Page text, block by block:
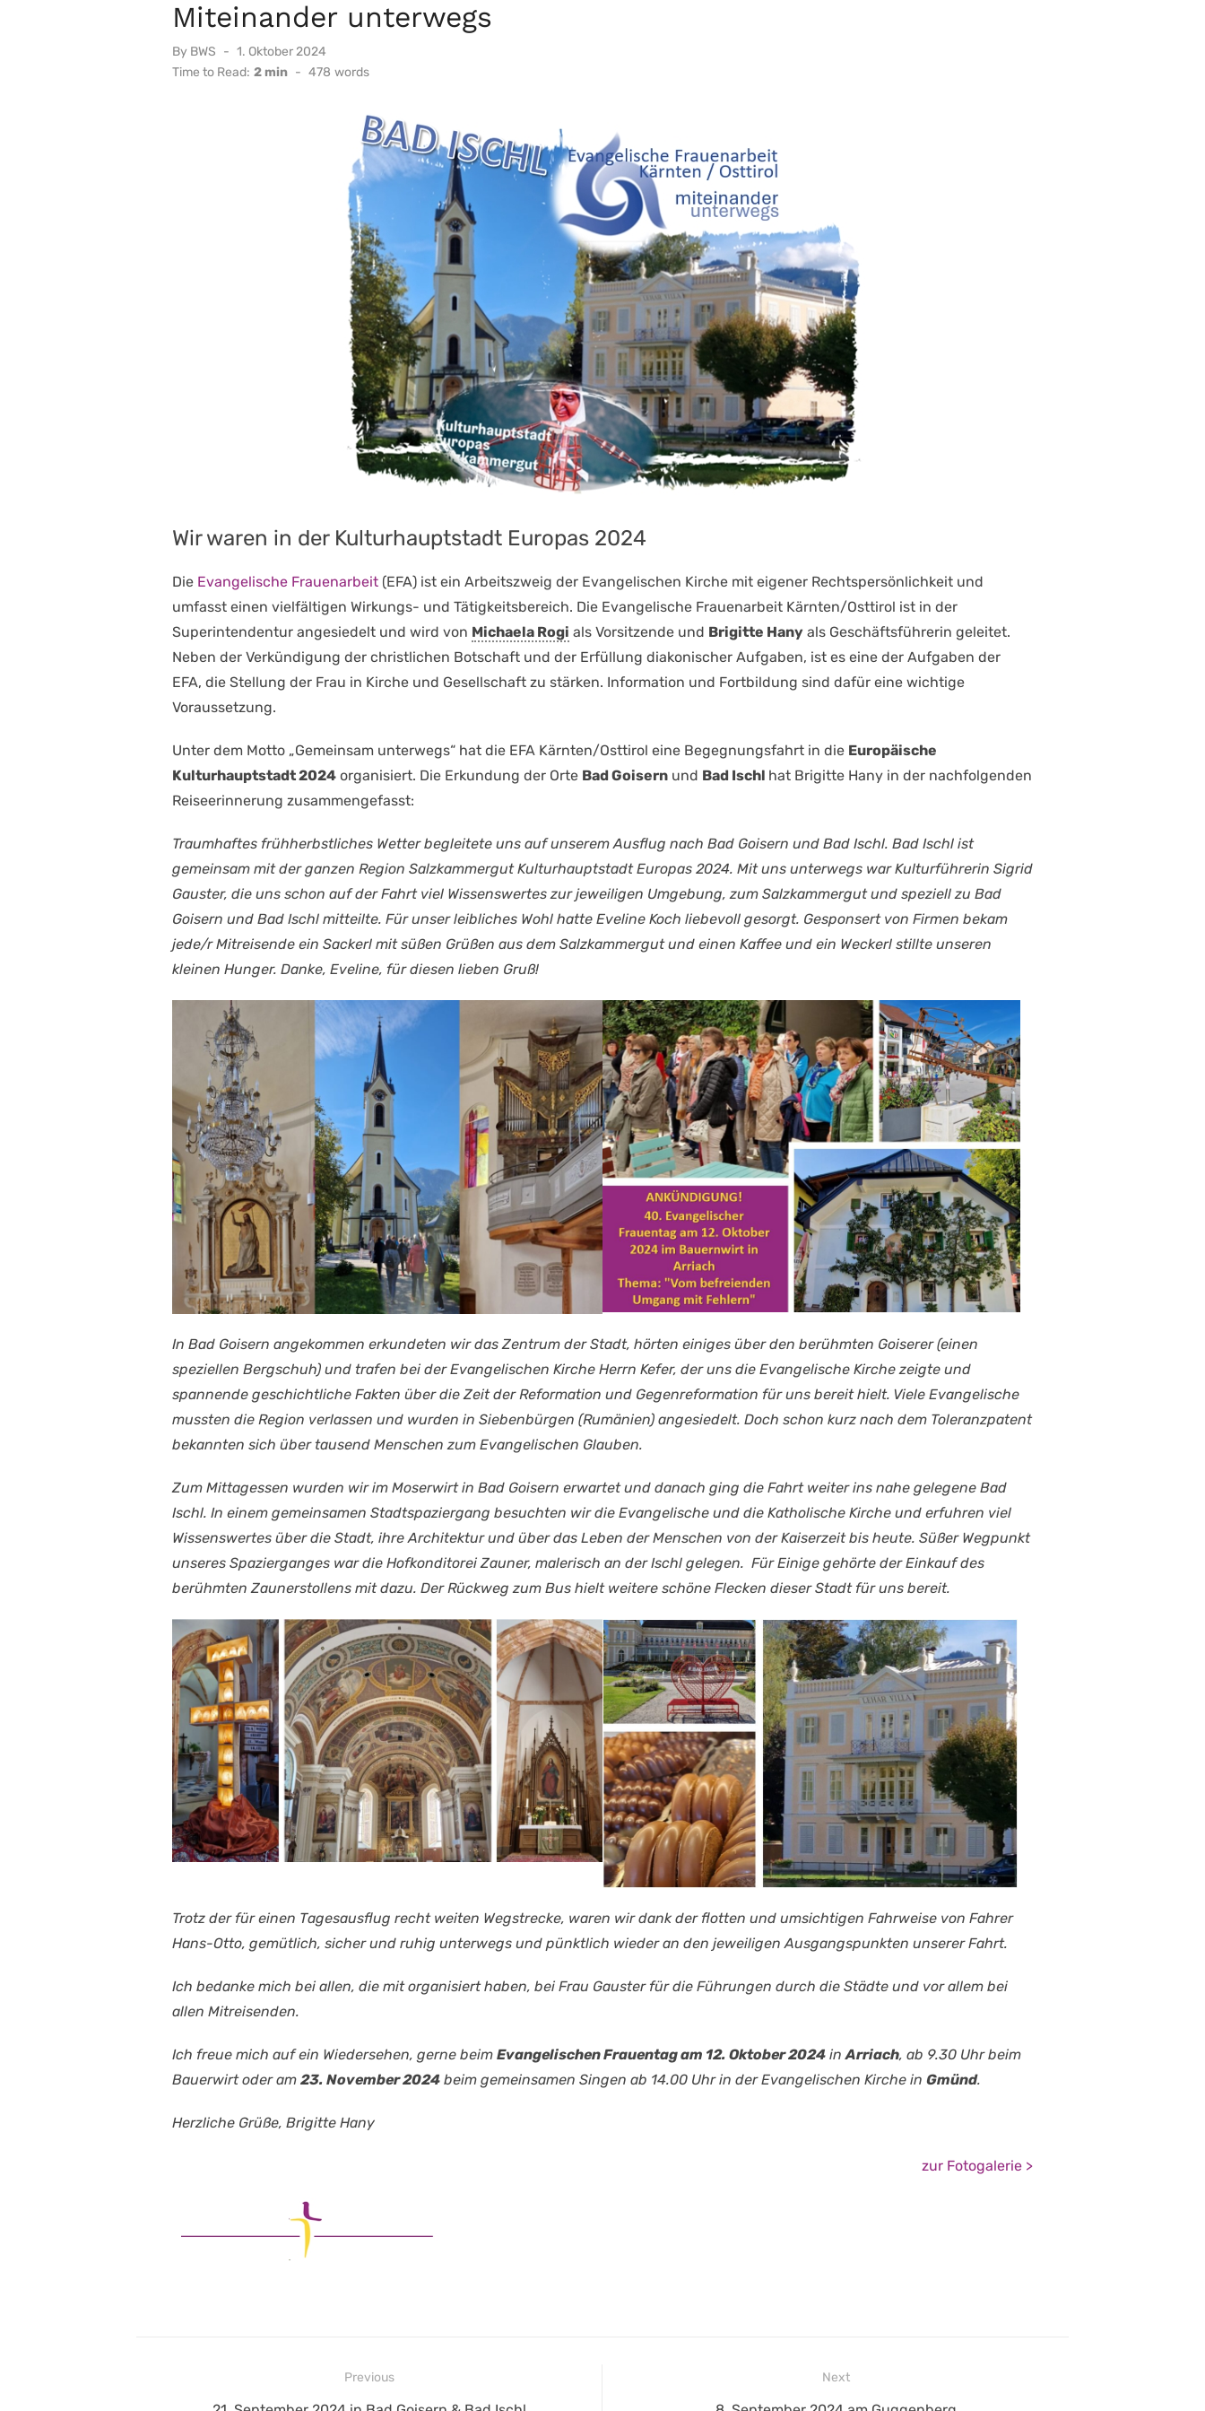
Miteinander unterwegs
By BWS
Posted
on
1. Oktober 2024
Time to Read: 2 min - 478 words
Wir waren in der Kulturhauptstadt Europas 2024
Die Evangelische Frauenarbeit (EFA) ist ein Arbeitszweig der Evangelischen Kirche mit eigener Rechtspersönlichkeit und
umfasst einen vielfältigen Wirkungs- und Tätigkeitsbereich. Die Evangelische Frauenarbeit Kärnten/Osttirol ist in der
Superintendentur angesiedelt und wird von Michaela Rogi als Vorsitzende und Brigitte Hany als Geschäftsführerin geleitet.
Neben der Verkündigung der christlichen Botschaft und der Erfüllung diakonischer Aufgaben, ist es eine der Aufgaben der
EFA, die Stellung der Frau in Kirche und Gesellschaft zu stärken. Information und Fortbildung sind dafür eine wichtige
Voraussetzung.
Unter dem Motto „Gemeinsam unterwegs“ hat die EFA Kärnten/Osttirol eine Begegnungsfahrt in die Europäische
Kulturhauptstadt 2024 organisiert. Die Erkundung der Orte Bad Goisern und Bad Ischl hat Brigitte Hany in der nachfolgenden
Reiseerinnerung zusammengefasst:
Traumhaftes frühherbstliches Wetter begleitete uns auf unserem Ausflug nach Bad Goisern und Bad Ischl. Bad Ischl ist
gemeinsam mit der ganzen Region Salzkammergut Kulturhauptstadt Europas 2024. Mit uns unterwegs war Kulturführerin Sigrid
Gauster, die uns schon auf der Fahrt viel Wissenswertes zur jeweiligen Umgebung, zum Salzkammergut und speziell zu Bad
Goisern und Bad Ischl mitteilte. Für unser leibliches Wohl hatte Eveline Koch liebevoll gesorgt. Gesponsert von Firmen bekam
jede/r Mitreisende ein Sackerl mit süßen Grüßen aus dem Salzkammergut und einen Kaffee und ein Weckerl stillte unseren
kleinen Hunger. Danke, Eveline, für diesen lieben Gruß!
In Bad Goisern angekommen erkundeten wir das Zentrum der Stadt, hörten einiges über den berühmten Goiserer (einen
speziellen Bergschuh) und trafen bei der Evangelischen Kirche Herrn Kefer, der uns die Evangelische Kirche zeigte und
spannende geschichtliche Fakten über die Zeit der Reformation und Gegenreformation für uns bereit hielt. Viele Evangelische
mussten die Region verlassen und wurden in Siebenbürgen (Rumänien) angesiedelt. Doch schon kurz nach dem Toleranzpatent
bekannten sich über tausend Menschen zum Evangelischen Glauben.
Zum Mittagessen wurden wir im Moserwirt in Bad Goisern erwartet und danach ging die Fahrt weiter ins nahe gelegene Bad
Ischl. In einem gemeinsamen Stadtspaziergang besuchten wir die Evangelische und die Katholische Kirche und erfuhren viel
Wissenswertes über die Stadt, ihre Architektur und über das Leben der Menschen von der Kaiserzeit bis heute. Süßer Wegpunkt
unseres Spazierganges war die Hofkonditorei Zauner, malerisch an der Ischl gelegen. Für Einige gehörte der Einkauf des
berühmten Zaunerstollens mit dazu. Der Rückweg zum Bus hielt weitere schöne Flecken dieser Stadt für uns bereit.
Trotz der für einen Tagesausflug recht weiten Wegstrecke, waren wir dank der flotten und umsichtigen Fahrweise von Fahrer
Hans-Otto, gemütlich, sicher und ruhig unterwegs und pünktlich wieder an den jeweiligen Ausgangspunkten unserer Fahrt.
Ich bedanke mich bei allen, die mit organisiert haben, bei Frau Gauster für die Führungen durch die Städte und vor allem bei
allen Mitreisenden.
Ich freue mich auf ein Wiedersehen, gerne beim Evangelischen Frauentag am 12. Oktober 2024 inArriach, ab 9.30 Uhr beim
Bauerwirt oder am 23. November 2024 beim gemeinsamen Singen ab 14.00 Uhr in der Evangelischen Kirche in Gmünd.
Herzliche Grüße, Brigitte Hany
zur Fotogalerie >
BeitragsnavigationPrevious Next